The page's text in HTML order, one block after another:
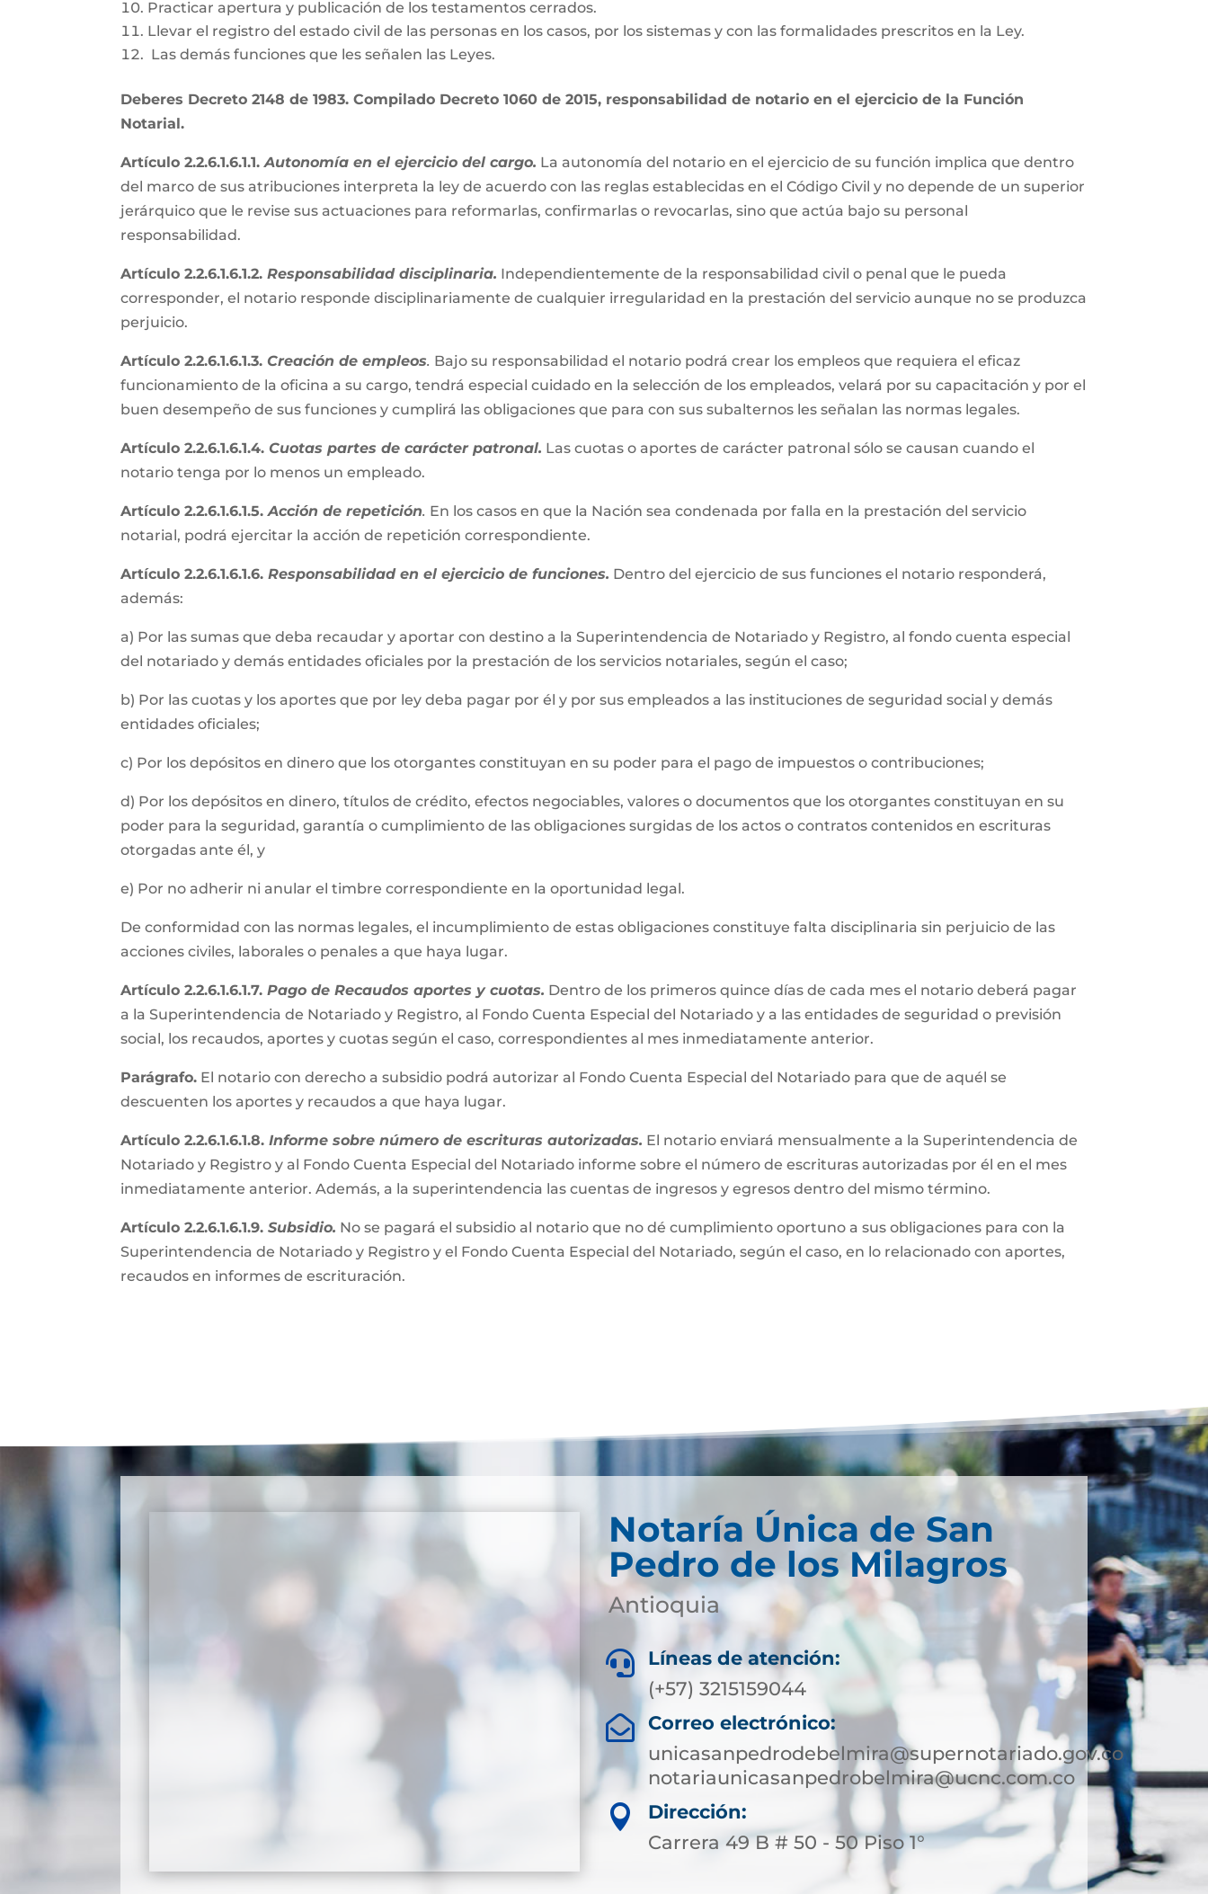
Practicar apertura y publicación de los testamentos cerrados.
Llevar el registro del estado civil de las personas en los casos, por los sistemas y con las formalidades prescritos en la Ley.
Las demás funciones que les señalen las Leyes.
Deberes Decreto 2148 de 1983. Compilado Decreto 1060 de 2015, responsabilidad de notario en el ejercicio de la Función
Notarial.
Artículo 2.2.6.1.6.1.1.Autonomía en el ejercicio del cargo. La autonomía del notario en el ejercicio de su función implica que dentro
del marco de sus atribuciones interpreta la ley de acuerdo con las reglas establecidas en el Código Civil y no depende de un superior
jerárquico que le revise sus actuaciones para reformarlas, confirmarlas o revocarlas, sino que actúa bajo su personal
responsabilidad.
Artículo 2.2.6.1.6.1.2. Responsabilidad disciplinaria. Independientemente de la responsabilidad civil o penal que le pueda
corresponder, el notario responde disciplinariamente de cualquier irregularidad en la prestación del servicio aunque no se produzca
perjuicio.
Artículo 2.2.6.1.6.1.3.Creación de empleos. Bajo su responsabilidad el notario podrá crear los empleos que requiera el eficaz
funcionamiento de la oficina a su cargo, tendrá especial cuidado en la selección de los empleados, velará por su capacitación y por el
buen desempeño de sus funciones y cumplirá las obligaciones que para con sus subalternos les señalan las normas legales.
Artículo 2.2.6.1.6.1.4.Cuotas partes de carácter patronal. Las cuotas o aportes de carácter patronal sólo se causan cuando el
notario tenga por lo menos un empleado.
Artículo 2.2.6.1.6.1.5.Acción de repetición. En los casos en que la Nación sea condenada por falla en la prestación del servicio
notarial, podrá ejercitar la acción de repetición correspondiente.
Artículo 2.2.6.1.6.1.6.Responsabilidad en el ejercicio de funciones. Dentro del ejercicio de sus funciones el notario responderá,
además:
a) Por las sumas que deba recaudar y aportar con destino a la Superintendencia de Notariado y Registro, al fondo cuenta especial
del notariado y demás entidades oficiales por la prestación de los servicios notariales, según el caso;
b) Por las cuotas y los aportes que por ley deba pagar por él y por sus empleados a las instituciones de seguridad social y demás
entidades oficiales;
c) Por los depósitos en dinero que los otorgantes constituyan en su poder para el pago de impuestos o contribuciones;
d) Por los depósitos en dinero, títulos de crédito, efectos negociables, valores o documentos que los otorgantes constituyan en su
poder para la seguridad, garantía o cumplimiento de las obligaciones surgidas de los actos o contratos contenidos en escrituras
otorgadas ante él, y
e) Por no adherir ni anular el timbre correspondiente en la oportunidad legal.
De conformidad con las normas legales, el incumplimiento de estas obligaciones constituye falta disciplinaria sin perjuicio de las
acciones civiles, laborales o penales a que haya lugar.
Artículo 2.2.6.1.6.1.7.Pago de Recaudos aportes y cuotas. Dentro de los primeros quince días de cada mes el notario deberá pagar
a la Superintendencia de Notariado y Registro, al Fondo Cuenta Especial del Notariado y a las entidades de seguridad o previsión
social, los recaudos, aportes y cuotas según el caso, correspondientes al mes inmediatamente anterior.
Parágrafo. El notario con derecho a subsidio podrá autorizar al Fondo Cuenta Especial del Notariado para que de aquél se
descuenten los aportes y recaudos a que haya lugar.
Artículo 2.2.6.1.6.1.8.Informe sobre número de escrituras autorizadas. El notario enviará mensualmente a la Superintendencia de
Notariado y Registro y al Fondo Cuenta Especial del Notariado informe sobre el número de escrituras autorizadas por él en el mes
inmediatamente anterior. Además, a la superintendencia las cuentas de ingresos y egresos dentro del mismo término.
Artículo 2.2.6.1.6.1.9.Subsidio. No se pagará el subsidio al notario que no dé cumplimiento oportuno a sus obligaciones para con la
Superintendencia de Notariado y Registro y el Fondo Cuenta Especial del Notariado, según el caso, en lo relacionado con aportes,
recaudos en informes de escrituración.
Notaría Única de San
Pedro de los Milagros
Antioquia

Líneas de atención:
(+57) 3215159044

Correo electrónico:
unicasanpedrodebelmira@supernotariado.gov.co
notariaunicasanpedrobelmira@ucnc.com.co

Dirección:
Carrera 49 B # 50 - 50 Piso 1°